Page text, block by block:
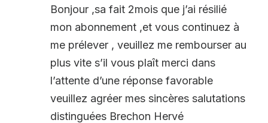
Bonjour ,sa fait 2mois que j’ai résilié
mon abonnement ,et vous continuez à
me prélever , veuillez me rembourser au
plus vite s’il vous plaît merci dans
l’attente d’une réponse favorable
veuillez agréer mes sincères salutations
distinguées Brechon Hervé